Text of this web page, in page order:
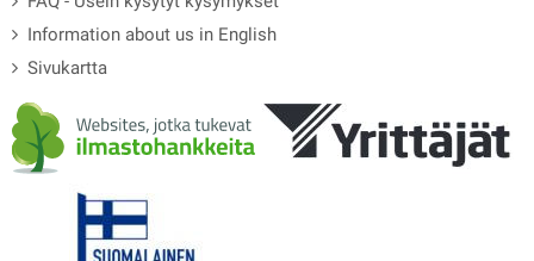
Information about us in English
Sivukartta